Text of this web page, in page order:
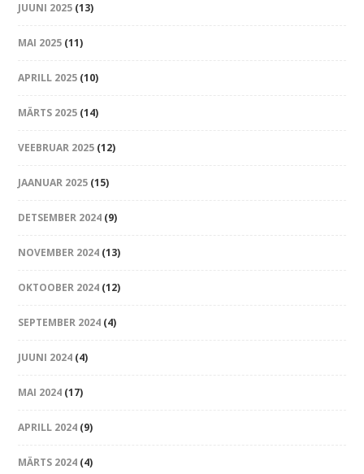
JUUNI 2025 (13)
MAI 2025 (11)
APRILL 2025 (10)
MÄRTS 2025 (14)
VEEBRUAR 2025 (12)
JAANUAR 2025 (15)
DETSEMBER 2024 (9)
NOVEMBER 2024 (13)
OKTOOBER 2024 (12)
SEPTEMBER 2024 (4)
JUUNI 2024 (4)
MAI 2024 (17)
APRILL 2024 (9)
MÄRTS 2024 (4)